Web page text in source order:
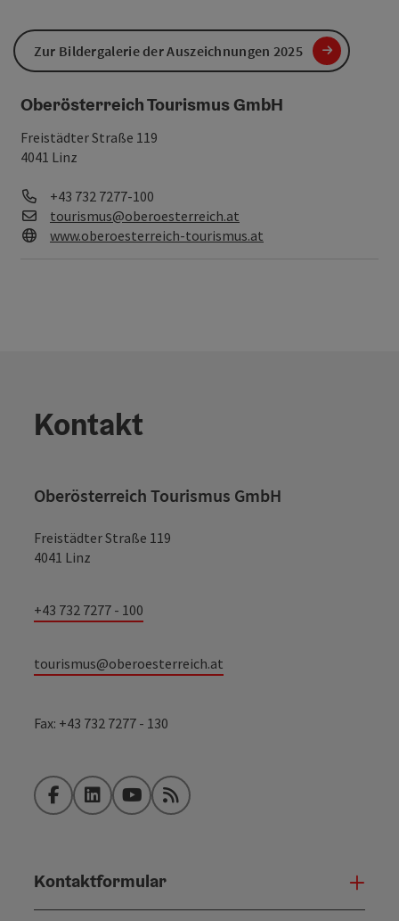
Zur Bildergalerie der Auszeichnungen 2025
Oberösterreich Tourismus GmbH
Freistädter Straße 119
4041 Linz
Telefon
+43 732 7277-100
E-Mail
tourismus@oberoesterreich.at
Web
www.oberoesterreich-tourismus.at
Kontakt
Oberösterreich Tourismus GmbH
Freistädter Straße 119
4041 Linz
+43 732 7277 - 100
tourismus@oberoesterreich.at
Fax: +43 732 7277 - 130
FacebookLinkedInYouTubeRSS-Feed
Kontaktformular